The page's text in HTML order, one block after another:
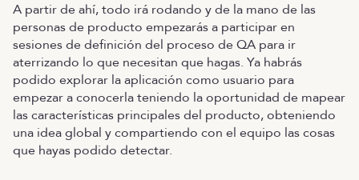
A partir de ahí, todo irá rodando y de la mano de las
personas de producto empezarás a participar en
sesiones de definición del proceso de QA para ir
aterrizando lo que necesitan que hagas. Ya habrás
podido explorar la aplicación como usuario para
empezar a conocerla teniendo la oportunidad de mapear
las características principales del producto, obteniendo
una idea global y compartiendo con el equipo las cosas
que hayas podido detectar.